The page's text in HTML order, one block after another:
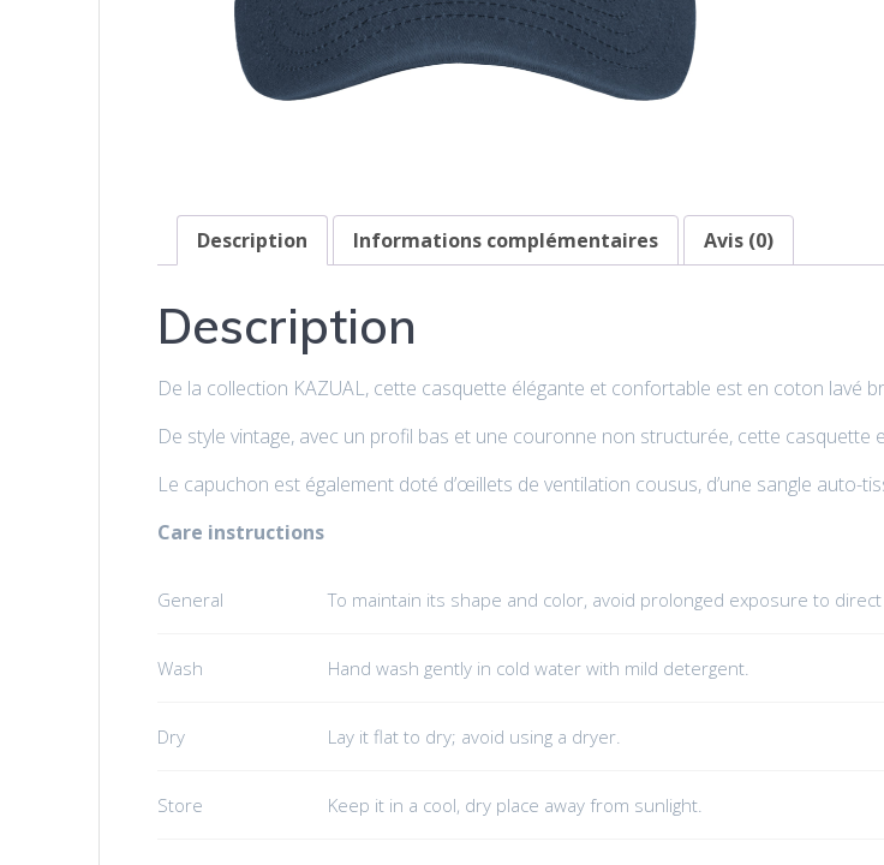
Description Informations complémentaires Avis (0)
Description
De la collection KAZUAL, cette casquette élégante et confortable est en coton lavé
De style vintage, avec un profil bas et une couronne non structurée, cette
Le capuchon est également doté d’œillets de ventilation cousus, d’une sangle auto-
Care instructions
General To maintain its shape and color, avoid prolonged exposure to direct
Wash Hand wash gently in cold water with mild detergent.
Dry Lay it flat to dry; avoid using a dryer.
Store Keep it in a cool, dry place away from sunlight.